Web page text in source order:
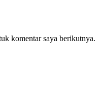
komentar saya berikutnya.